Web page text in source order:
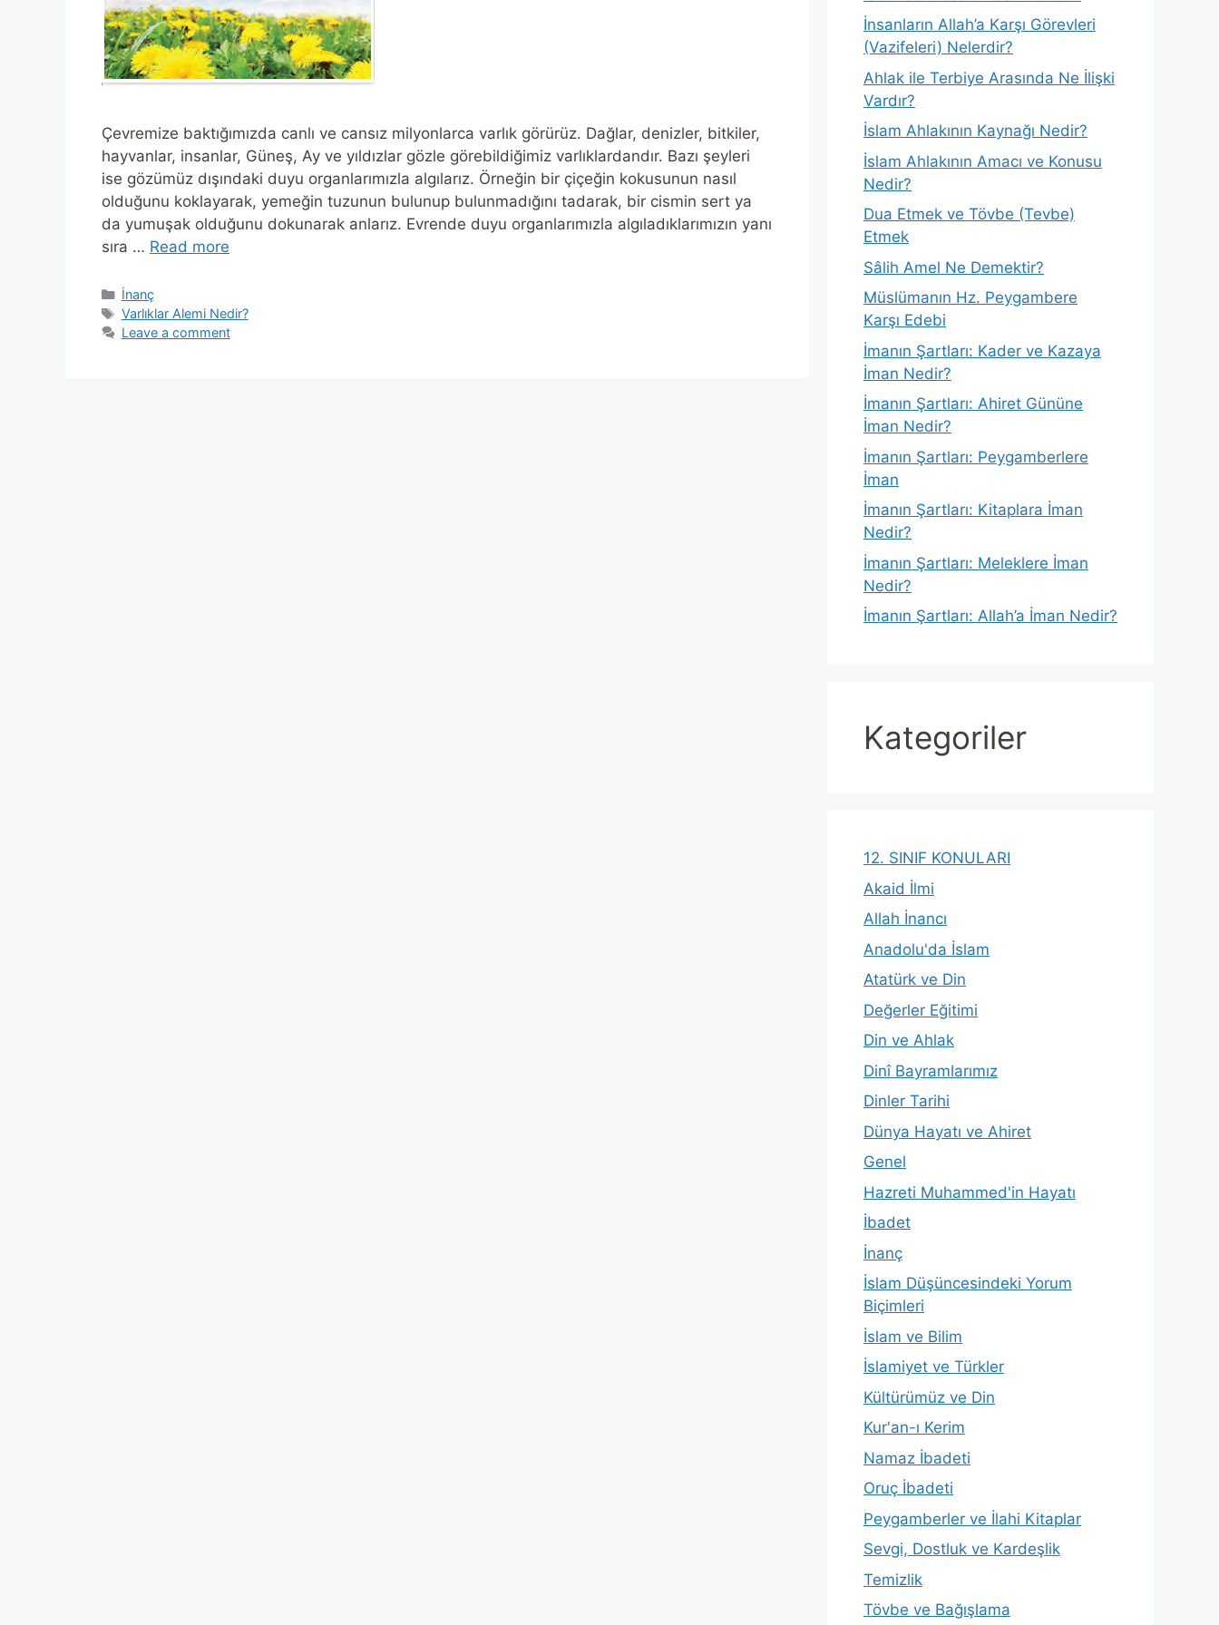
Çevremize baktığımızda canlı ve cansız milyonlarca varlık görürüz. Dağlar, denizler, bitkiler,
hayvanlar, insanlar, Güneş, Ay ve yıldızlar gözle görebildiğimiz varlıklardandır. Bazı şeyleri
ise gözümüz dışındaki duyu organlarımızla algılarız. Örneğin bir çiçeğin kokusunun nasıl
olduğunu koklayarak, yemeğin tuzunun bulunup bulunmadığını tadarak, bir cismin sert ya
da yumuşak olduğunu dokunarak anlarız. Evrende duyu organlarımızla algıladıklarımızın yanı
sıra … Read more
Categories
İnanç
Tags
Varlıklar Alemi Nedir?
Leave a comment
İnsanların Allah’a Karşı Görevleri
(Vazifeleri) Nelerdir?
Ahlak ile Terbiye Arasında Ne İlişki
Vardır?
İslam Ahlakının Kaynağı Nedir?
İslam Ahlakının Amacı ve Konusu
Nedir?
Dua Etmek ve Tövbe (Tevbe)
Etmek
Sâlih Amel Ne Demektir?
Müslümanın Hz. Peygambere
Karşı Edebi
İmanın Şartları: Kader ve Kazaya
İman Nedir?
İmanın Şartları: Ahiret Gününe
İman Nedir?
İmanın Şartları: Peygamberlere
İman
İmanın Şartları: Kitaplara İman
Nedir?
İmanın Şartları: Meleklere İman
Nedir?
İmanın Şartları: Allah’a İman Nedir?
Kategoriler
12. SINIF KONULARI
Akaid İlmi
Allah İnancı
Anadolu'da İslam
Atatürk ve Din
Değerler Eğitimi
Din ve Ahlak
Dinî Bayramlarımız
Dinler Tarihi
Dünya Hayatı ve Ahiret
Genel
Hazreti Muhammed'in Hayatı
İbadet
İnanç
İslam Düşüncesindeki Yorum
Biçimleri
İslam ve Bilim
İslamiyet ve Türkler
Kültürümüz ve Din
Kur'an-ı Kerim
Namaz İbadeti
Oruç İbadeti
Peygamberler ve İlahi Kitaplar
Sevgi, Dostluk ve Kardeşlik
Temizlik
Tövbe ve Bağışlama